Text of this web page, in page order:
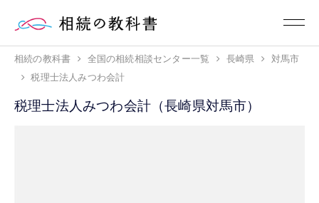
相続の教科書 全国の相続相談センター一覧 長崎県
対馬市
税理士法人みつわ会計
税理士法人みつわ会計（長崎県対馬市）